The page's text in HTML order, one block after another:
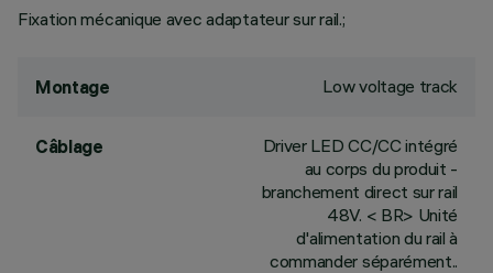
Fixation mécanique avec adaptateur sur rail.;
Montage Low voltage track
Câblage
Driver LED CC/CC intégré
au corps du produit -
branchement direct sur rail
48V. < BR> Unité
d'alimentation du rail à
commander séparément..